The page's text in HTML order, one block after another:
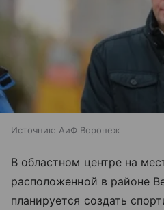
Источник: АиФ Воронеж
В областном центре на
расположенной в районе
планируется создать